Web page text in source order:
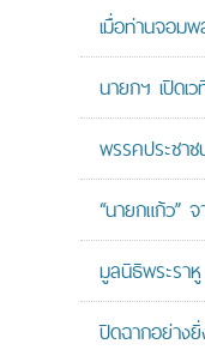
เมื่อท่านจอมพ
นายกฯ เปิดเ
พรรคประชา
“นายกแก้ว”
มูลนิธิพระรา
ปิดฉากอย่าง